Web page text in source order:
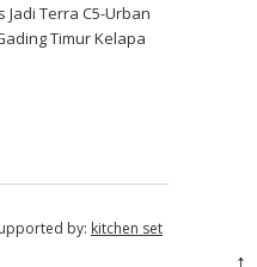
Terra C5-Urban
Timur Kelapa
by: kitchen set
↑